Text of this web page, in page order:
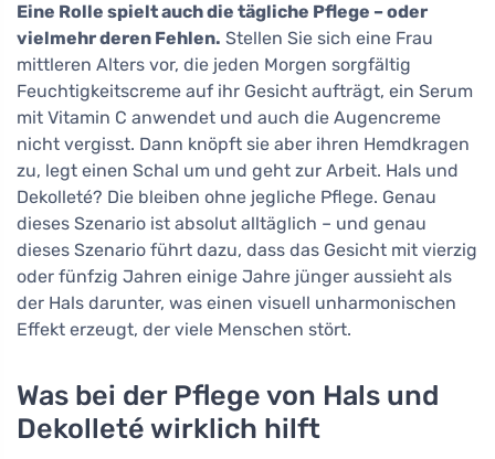
Eine Rolle spielt auch die tägliche Pflege – oder
vielmehr deren Fehlen. Stellen Sie sich eine Frau
mittleren Alters vor, die jeden Morgen sorgfältig
Feuchtigkeitscreme auf ihr Gesicht aufträgt, ein Serum
mit Vitamin C anwendet und auch die Augencreme
nicht vergisst. Dann knöpft sie aber ihren Hemdkragen
zu, legt einen Schal um und geht zur Arbeit. Hals und
Dekolleté? Die bleiben ohne jegliche Pflege. Genau
dieses Szenario ist absolut alltäglich – und genau
dieses Szenario führt dazu, dass das Gesicht mit vierzig
oder fünfzig Jahren einige Jahre jünger aussieht als
der Hals darunter, was einen visuell unharmonischen
Effekt erzeugt, der viele Menschen stört.
Was bei der Pflege von Hals und
Dekolleté wirklich hilft